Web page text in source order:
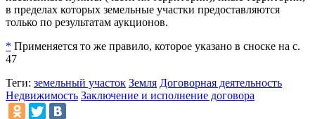
в пределах которых земельные участки предоставляются
только по результатам аукционов.
* Применяется то же правило, которое указано в сноске на с.
47
Теги: земельный участок Земля Договорная деятельность
Недвижимость Заключение и исполнение договора